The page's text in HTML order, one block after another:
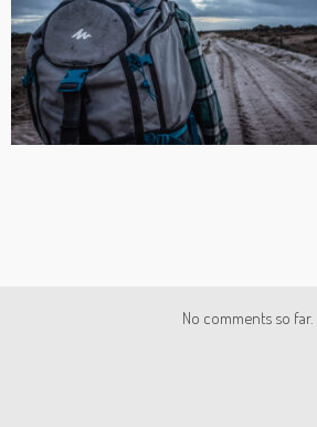
No comments so far.